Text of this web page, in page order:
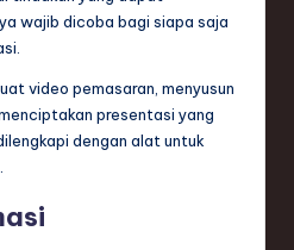
wajib dicoba bagi siapa saja
video pemasaran, menyusun
presentasi yang
dengan alat untuk